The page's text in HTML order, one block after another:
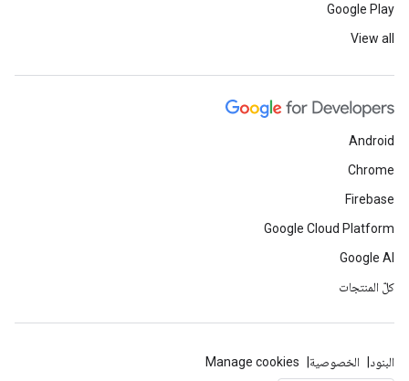
Google Play
View all
Android
Chrome
Firebase
Google Cloud Platform
Google AI
كلّ المنتجات
البنود الخصوصية Manage cookies